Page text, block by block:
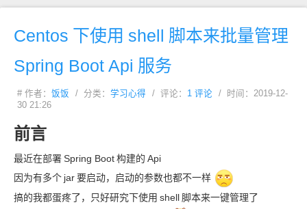
Centos 下使用 shell 脚本来批量管理
Spring Boot Api 服务
# 作者： 饭饭 / 分类： 学习心得 / 评论： 1 评论
/ 时间：2019-12-
30 21:26
前言
最近在部署Spring Boot构建的 Api
因为有多个 jar要启动，启动的参数也都不一样
搞的我都蛋疼了，只好研究下使用 shell 脚本来一键管理了